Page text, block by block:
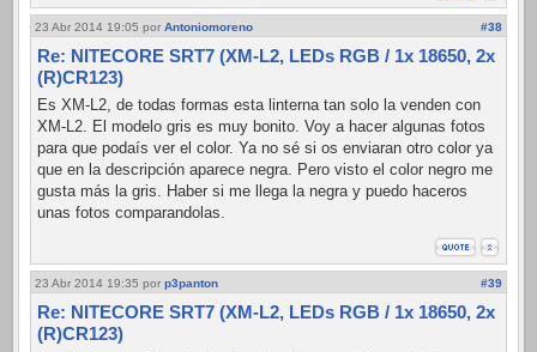
23 Abr 2014 19:05 por Antoniomoreno #38
Re: NITECORE SRT7 (XM-L2, LEDs RGB / 1x 18650, 2x
(R)CR123)
Es XM-L2, de todas formas esta linterna tan solo la venden con
XM-L2. El modelo gris es muy bonito. Voy a hacer algunas fotos
para que podaís ver el color. Ya no sé si os enviaran otro color ya
que en la descripción aparece negra. Pero visto el color negro me
gusta más la gris. Haber si me llega la negra y puedo haceros
unas fotos comparandolas.
23 Abr 2014 19:35 por p3panton #39
Re: NITECORE SRT7 (XM-L2, LEDs RGB / 1x 18650, 2x
(R)CR123)